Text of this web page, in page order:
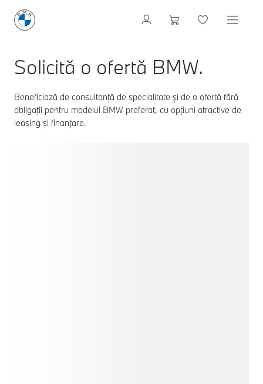
Solicită o ofertă BMW.
Beneficiază de consultanță de specialitate și de o ofertă fără
obligații pentru modelul BMW preferat, cu opțiuni atractive de
leasing și finanțare.